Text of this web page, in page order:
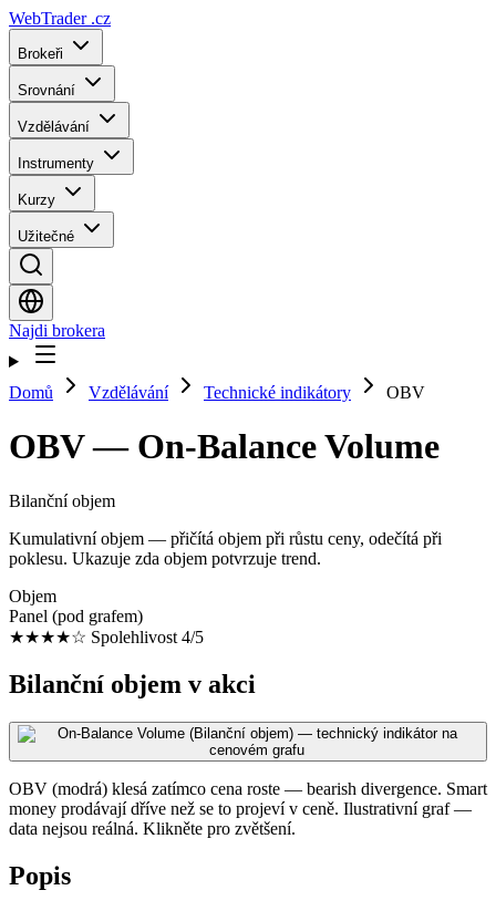
WebTrader .cz
Brokeři
Srovnání
Vzdělávání
Instrumenty
Kurzy
Užitečné
Najdi brokera
Domů Vzdělávání Technické indikátory OBV
OBV — On-Balance Volume
Bilanční objem
Kumulativní objem — přičítá objem při růstu ceny, odečítá při
poklesu. Ukazuje zda objem potvrzuje trend.
Objem
Panel (pod grafem)
★★★★☆ Spolehlivost 4/5
Bilanční objem v akci
OBV (modrá) klesá zatímco cena roste — bearish divergence. Smart
money prodávají dříve než se to projeví v ceně. Ilustrativní graf —
data nejsou reálná. Klikněte pro zvětšení.
Popis